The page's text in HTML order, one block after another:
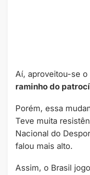
Aí, aproveitou-se o
raminho do
Porém, essa
Teve muita
Nacional do
falou mais alto.
Assim, o Brasil